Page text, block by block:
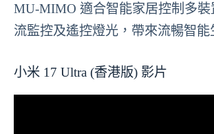
MU-MIMO 適合智能家居控制多裝
流監控及遙控燈光，帶來流暢智能
小米 17 Ultra (香港版) 影片